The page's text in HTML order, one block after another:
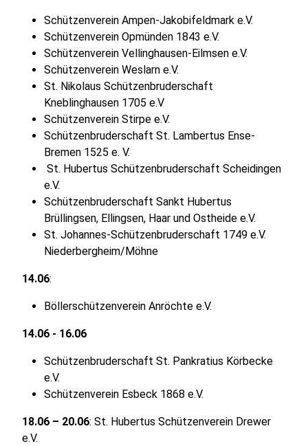
Schützenverein Ampen-Jakobifeldmark e.V.
Schützenverein Opmünden 1843 e.V.
Schützenverein Vellinghausen-Eilmsen e.V.
Schützenverein Weslarn e.V.
St. Nikolaus Schützenbruderschaft
Kneblinghausen 1705 e.V
Schützenverein Stirpe e.V.
Schützenbruderschaft St. Lambertus Ense-
Bremen 1525 e. V.
St. Hubertus Schützenbruderschaft Scheidingen
e.V.
Schützenbruderschaft Sankt Hubertus
Brüllingsen, Ellingsen, Haar und Ostheide e.V.
St. Johannes-Schützenbruderschaft 1749 e.V.
Niederbergheim/Möhne
14.06:
Böllerschützenverein Anröchte e.V.
14.06 - 16.06
Schützenbruderschaft St. Pankratius Körbecke
e.V.
Schützenverein Esbeck 1868 e.V.
18.06 – 20.06: St. Hubertus Schützenverein Drewer
e.V.